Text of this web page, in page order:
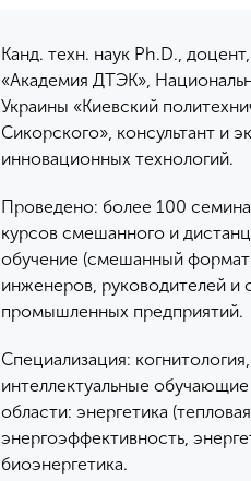
Канд. техн. наук Ph.D.,
«Академия ДТЭК»,
Украины «Киевский
Сикорского», консультант и
инновационных технологий.
Проведено: более 100
курсов смешанного и
обучение (смешанный
инженеров, руководителей и
промышленных предприятий.
Специализация:
интеллектуальные
области: энергетика
энергоэффективность,
биоэнергетика.